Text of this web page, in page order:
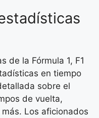
de la Fórmula 1, F1
en tiempo
sobre el
de vuelta,
Los aficionados